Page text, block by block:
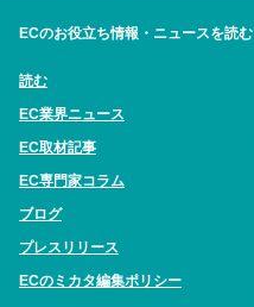
ECのお役立ち情報・ニュースを読む
読む
EC業界ニュース
EC取材記事
EC専門家コラム
ブログ
プレスリリース
ECのミカタ編集ポリシー